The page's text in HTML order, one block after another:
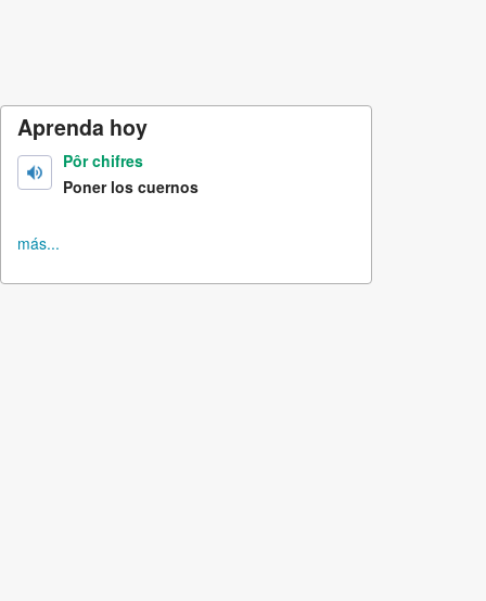
Aprenda hoy
Pôr chifres
Poner los cuernos
más...